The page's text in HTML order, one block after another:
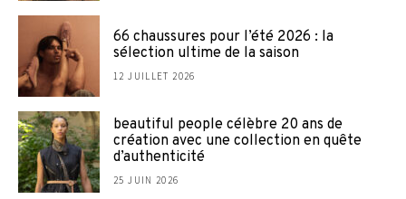
66 chaussures pour l’été 2026 : la
sélection ultime de la saison
12 JUILLET 2026
beautiful people célèbre 20 ans de
création avec une collection en quête
d’authenticité
25 JUIN 2026